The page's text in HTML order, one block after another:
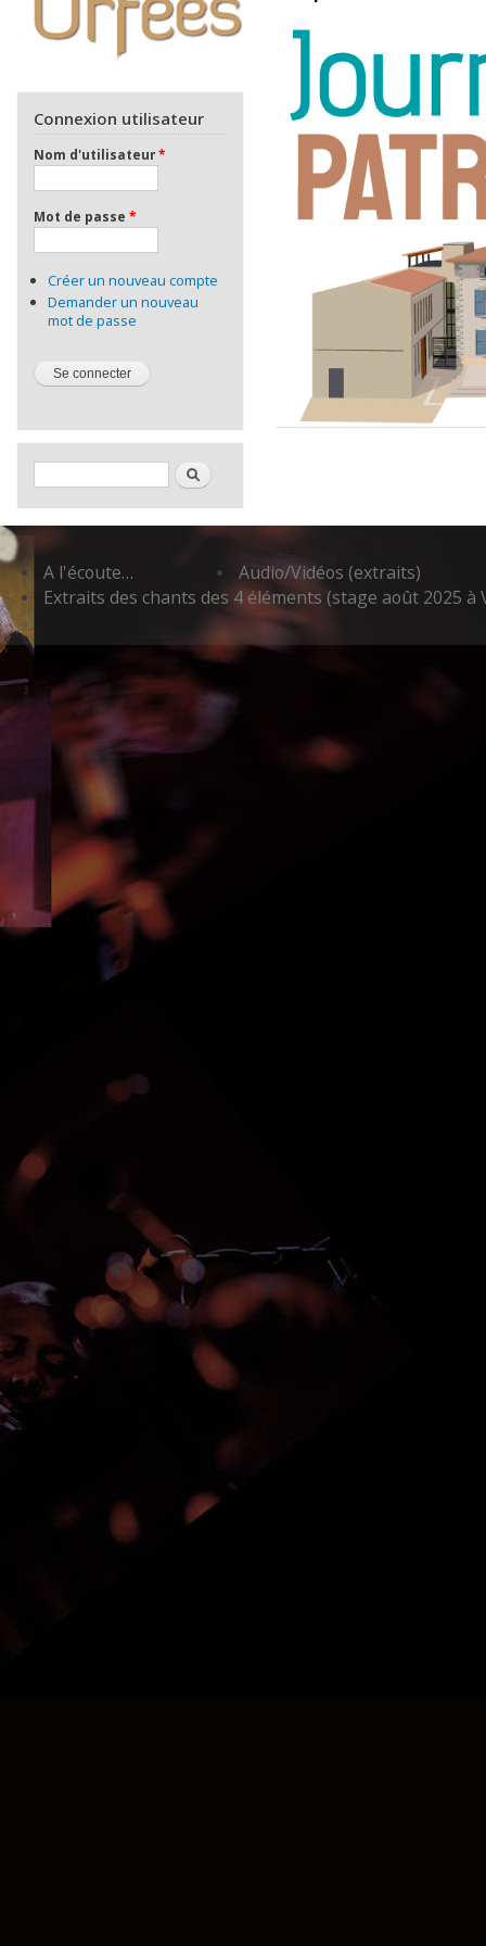
Connexion utilisateur
Nom d'utilisateur*
Mot de passe *
Créer un nouveau compte
Demander un nouveau
mot de passe
Formulaire de rechercheRechercher
A l'écoute…
Audio/Vidéos (extraits)
Extraits des chants des 4 éléments (stage août 2025 à